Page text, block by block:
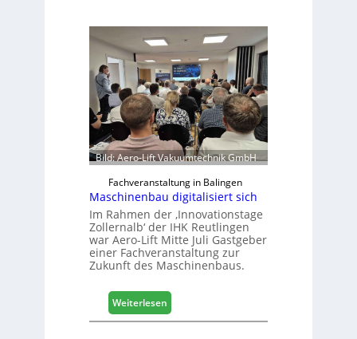
Bild: Aero-Lift Vakuumtechnik GmbH
Fachveranstaltung in Balingen
Maschinenbau digitalisiert sich
Im Rahmen der ‚Innovationstage
Zollernalb‘ der IHK Reutlingen
war Aero-Lift Mitte Juli Gastgeber
einer Fachveranstaltung zur
Zukunft des Maschinenbaus.
Weiterlesen:
M